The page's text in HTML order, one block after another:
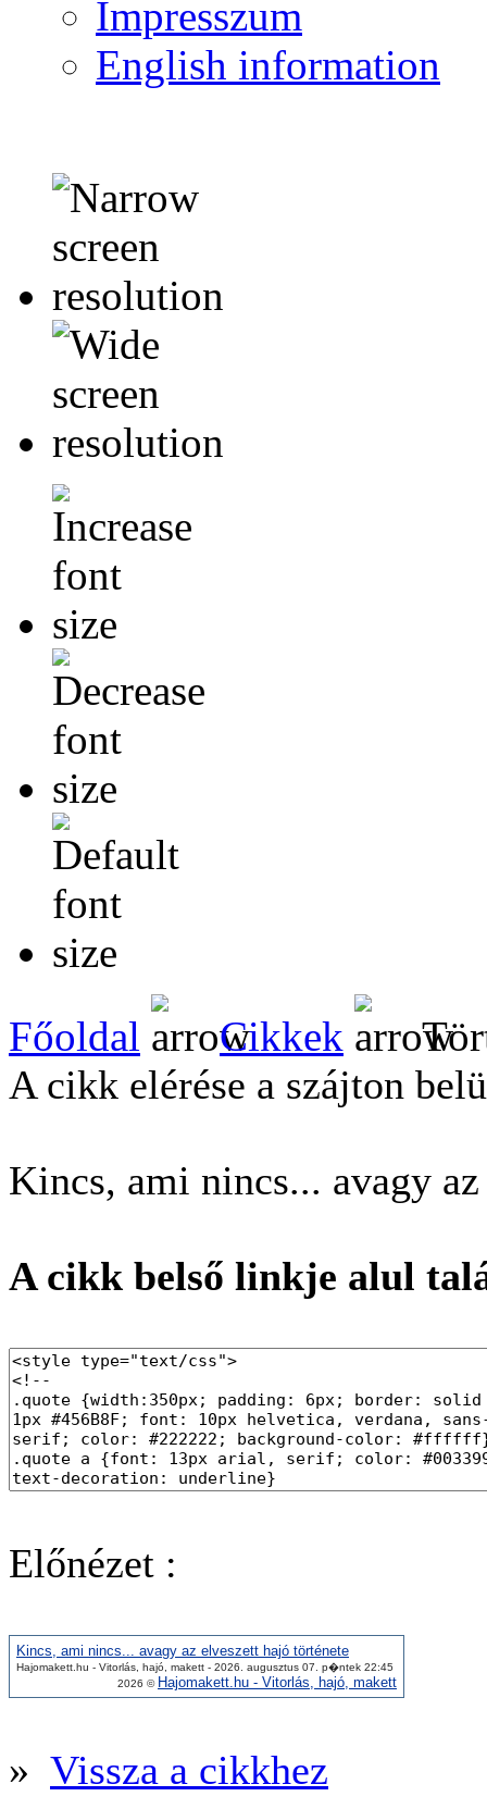
Impresszum
English information
Főoldal Cikkek
A cikk elérése a szájton
Kincs, ami nincs... avagy
A cikk belső linkje alul
Előnézet :
Kincs, ami nincs... avagy az elveszett hajó története
Hajomakett.hu - Vitorlás, hajó, makett - 2026. augusztus 07. p�ntek 22:45
2026 © Hajomakett.hu - Vitorlás, hajó, makett
» Vissza a cikkhez